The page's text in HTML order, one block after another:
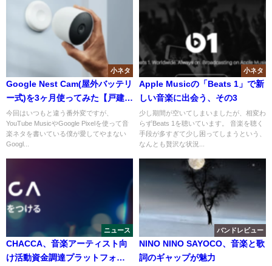
小ネタ
Google Nest Cam(屋外バッテリ
ー式)を3ヶ月使ってみた【戸建て
防犯カメラレビュー】
今回はいつもと違う番外変ですが、
YouTube MusicやGoogle Pixelを使って音
楽ネタを書いている僕が愛してやまない
Googl...
小ネタ
Apple Musicの「Beats 1」で新
しい音楽に出会う、その3
少し期間が空いてしまいましたが、相変わ
らずBeats 1を聴いています。 音楽を聴く
手段が多すぎて少し困ってしまうという、
なんとも贅沢な状況...
ニュース
CHACCA、音楽アーティスト向
け活動資金調達プラットフォー
バンドレビュー
NINO NINO SAYOCO、音楽と歌
詞のギャップが魅力